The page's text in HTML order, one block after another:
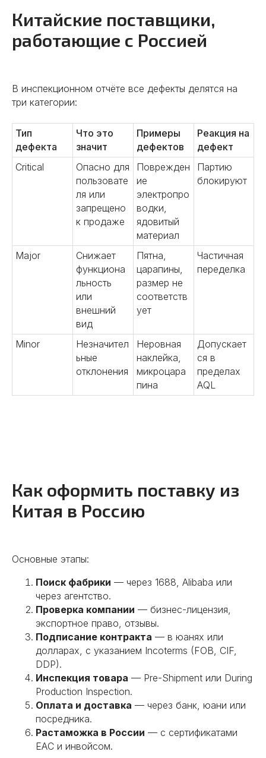
Китайские поставщики,
работающие с Россией
В инспекционном отчёте все дефекты делятся на
три категории:
Тип
дефекта
Что это
значит
Примеры
дефектов
Реакция на
дефект
Critical
Опасно для
пользовате
ля или
запрещено
к продаже
Поврежден
ие
электропро
водки,
ядовитый
материал
Партию
блокируют
Major
Снижает
функциона
льность
или
внешний
вид
Пятна,
царапины,
размер не
соответств
ует
Частичная
переделка
Minor
Незначител
ьные
отклонения
Неровная
наклейка,
микроцара
пина
Допускает
ся в
пределах
AQL
Как оформить поставку из
Китая в Россию
Основные этапы:
Поиск фабрики — через 1688, Alibaba или
через агентство.
Проверка компании — бизнес-лицензия,
экспортное право, отзывы.
Подписание контракта — в юанях или
долларах, с указанием Incoterms (FOB, CIF,
DDP).
Инспекция товара — Pre-Shipment или During
Production Inspection.
Оплата и доставка — через банк, юани или
посредника.
Растаможка в России — с сертификатами
EAC и инвойсом.